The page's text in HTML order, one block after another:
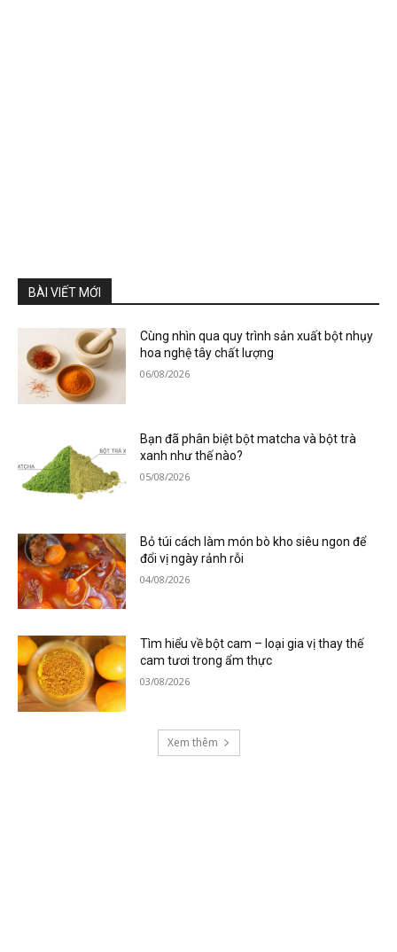
BÀI VIẾT MỚI
Cùng nhìn qua quy trình sản xuất bột nhụy
hoa nghệ tây chất lượng
06/08/2026
Bạn đã phân biệt bột matcha và bột trà
xanh như thế nào?
05/08/2026
Bỏ túi cách làm món bò kho siêu ngon để
đổi vị ngày rảnh rỗi
04/08/2026
Tìm hiểu về bột cam – loại gia vị thay thế
cam tươi trong ẩm thực
03/08/2026
Xem thêm